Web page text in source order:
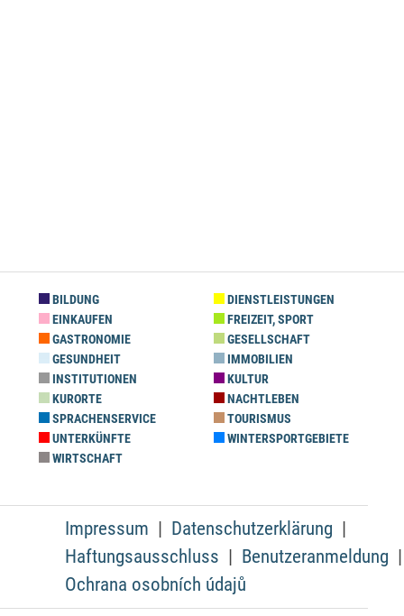
BILDUNG
DIENSTLEISTUNGEN
EINKAUFEN
FREIZEIT, SPORT
GASTRONOMIE
GESELLSCHAFT
GESUNDHEIT
IMMOBILIEN
INSTITUTIONEN
KULTUR
KURORTE
NACHTLEBEN
SPRACHENSERVICE
TOURISMUS
UNTERKÜNFTE
WINTERSPORTGEBIETE
WIRTSCHAFT
Impressum
Datenschutzerklärung
Haftungsausschluss
Benutzeranmeldung
Ochrana osobních údajů